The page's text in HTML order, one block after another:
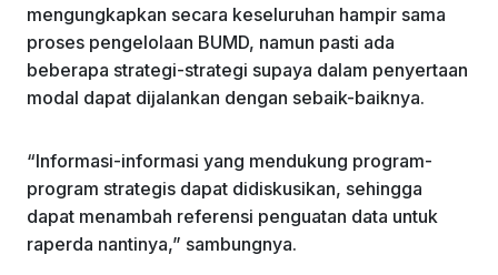
mengungkapkan secara keseluruhan hampir sama
proses pengelolaan BUMD, namun pasti ada
beberapa strategi-strategi supaya dalam penyertaan
modal dapat dijalankan dengan sebaik-baiknya.
“Informasi-informasi yang mendukung program-
program strategis dapat didiskusikan, sehingga
dapat menambah referensi penguatan data untuk
raperda nantinya,” sambungnya.